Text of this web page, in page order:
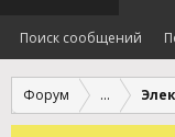
Форум ...
Поиск сообщений